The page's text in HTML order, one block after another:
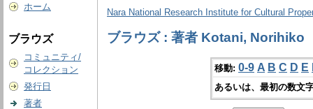
ホーム
ブラウズ
コミュニティ/
コレクション
発行日
著者
Nara National Research Institute for Cultural
ブラウズ : 著者 Kotani, Norihiko
移動: 0-9 A B C D E
あるいは、最初の数文